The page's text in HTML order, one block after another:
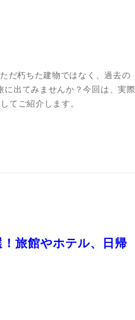
だ朽ちた建物ではなく、過去の
出てみませんか？今回は、実際
てご紹介します。
館やホテル、日帰